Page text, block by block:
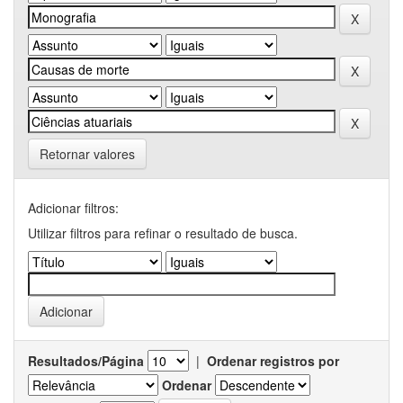
Retornar valores
Adicionar filtros:
Utilizar filtros para refinar o resultado de busca.
Resultados/Página | Ordenar registros por
Ordenar